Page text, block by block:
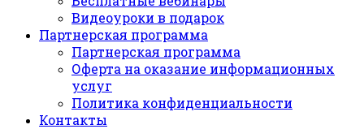
Видеоуроки в подарок
Партнерская программа
Партнерская программа
Оферта на оказание информационных
услуг
Политика конфиденциальности
Контакты